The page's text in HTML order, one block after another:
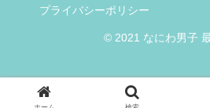
プライバシーポリシー
© 2021 なにわ男子